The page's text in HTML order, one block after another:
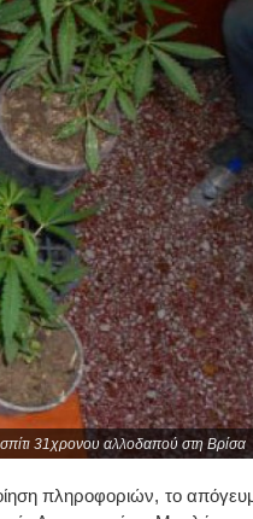
31χρονου αλλοδαπού στη Βρίσα
πληροφοριών, το